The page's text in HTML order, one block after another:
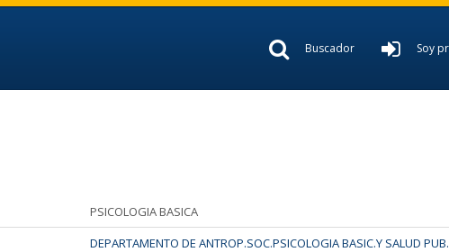
Buscador Soy
PSICOLOGIA BASICA
DEPARTAMENTO DE ANTROP.SOC.PSICOLOGIA BASIC.Y SALUD PUB.